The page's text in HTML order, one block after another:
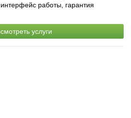
работы, гарантия
услуги